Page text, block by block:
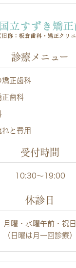
診療メニュー
正歯科
正歯科
と費用
受付時間
10:30～19:00
休診日
月曜・水曜午前・祝日
（日曜は月一回診療）